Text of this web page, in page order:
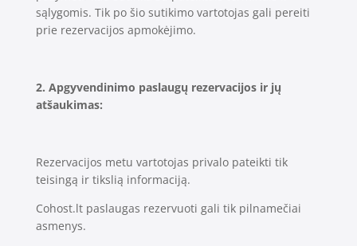
sąlygomis. Tik po šio sutikimo vartotojas gali pereiti
prie rezervacijos apmokėjimo.
2. Apgyvendinimo paslaugų rezervacijos ir jų
atšaukimas:
Rezervacijos metu vartotojas privalo pateikti tik
teisingą ir tikslią informaciją.
Cohost.lt paslaugas rezervuoti gali tik pilnamečiai
asmenys.